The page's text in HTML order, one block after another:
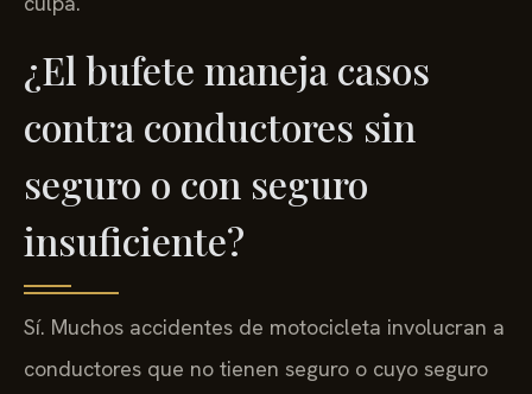
¿El bufete maneja casos
contra conductores sin
seguro o con seguro
insuficiente?
Sí. Muchos accidentes de motocicleta involucran a
conductores que no tienen seguro o cuyo seguro